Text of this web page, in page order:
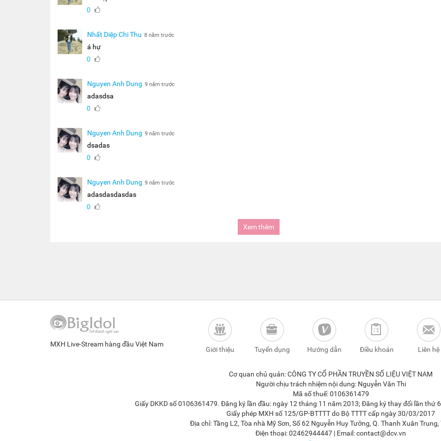
0
Nhất Diệp Chi Thu 8 năm trước
á hự
0
Nguyen Anh Dung 9 năm trước
adasdsa
0
Nguyen Anh Dung 9 năm trước
dsadas
0
Nguyen Anh Dung 9 năm trước
adasdasdasdas
0
Xem thêm
MXH Live-Stream hàng đầu Việt Nam
Giới thiệu Tuyển dụng Hướng dẫn Điều khoản Liên hệ
Cơ quan chủ quản: CÔNG TY CỔ PHẦN TRUYỀN SỐ LIỆU VIỆT NAM
Người chịu trách nhiệm nội dung: Nguyễn Văn Thi
Mã số thuế: 0106361479
Giấy DKKD số 0106361479. Đăng ký lần đầu: ngày 12 tháng 11 năm 2013; Đăng ký thay đổi lần thứ
Giấy phép MXH số 125/GP-BTTTT do Bộ TTTT cấp ngày 30/03/2017
Địa chỉ: Tầng L2, Tòa nhà Mỹ Sơn, Số 62 Nguyễn Huy Tưởng, Q. Thanh Xuân Trung,
Điện thoại: 02462944447 | Email: contact@dcv.vn